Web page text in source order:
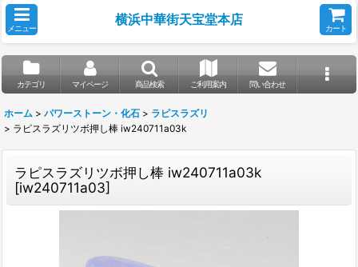
メニュー
横浜中華街天宝堂本店
カート
カテゴリ マイページ 商品検索 ご利用案内 問い合わせ
ホーム > パワーストーン・化石 > ラピスラズリ
> ラピスラズリツボ押し棒 iw240711a03k
ラピスラズリツボ押し棒 iw240711a03k
[iw240711a03]